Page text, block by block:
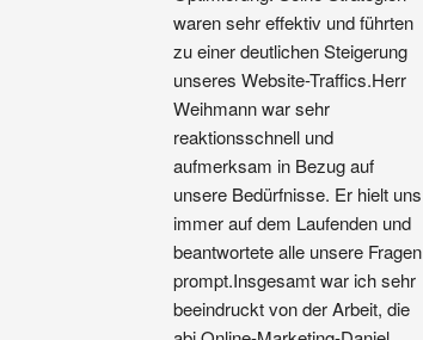
waren sehr effektiv und führten
zu einer deutlichen Steigerung
unseres Website-Traffics.Herr
Weihmann war sehr
reaktionsschnell und
aufmerksam in Bezug auf
unsere Bedürfnisse. Er hielt uns
immer auf dem Laufenden und
beantwortete alle unsere Fragen
prompt.Insgesamt war ich sehr
beeindruckt von der Arbeit, die